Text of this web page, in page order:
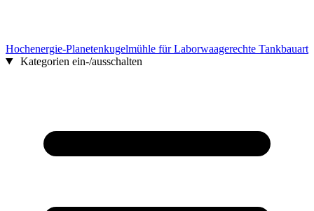
Hochenergie-Planetenkugelmühle für Laborwaagerechte Tankbauart
Kategorien ein-/ausschalten